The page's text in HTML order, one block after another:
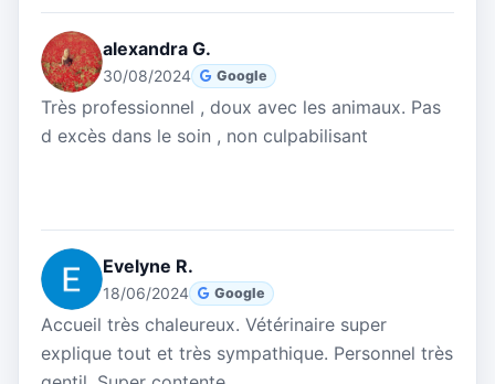
alexandra G.
30/08/2024 Google
Très professionnel , doux avec les animaux. Pas
d excès dans le soin , non culpabilisant
Evelyne R.
18/06/2024 Google
Accueil très chaleureux. Vétérinaire super
explique tout et très sympathique. Personnel très